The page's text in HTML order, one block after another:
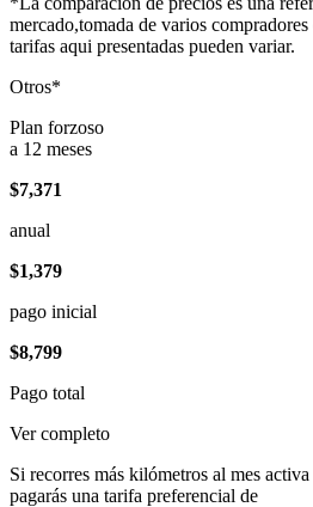
mercado,tomada de varios
tarifas aqui presentadas pueden variar.
Otros*
Plan forzoso
a 12 meses
$7,371
anual
$1,379
pago inicial
$8,799
Pago total
Ver completo
Si recorres más kilómetros al mes
pagarás una tarifa preferencial de